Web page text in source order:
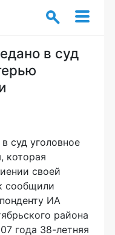
в суд
суд уголовное
которая
своей
сообщили
ИА
района
года 38-летняя